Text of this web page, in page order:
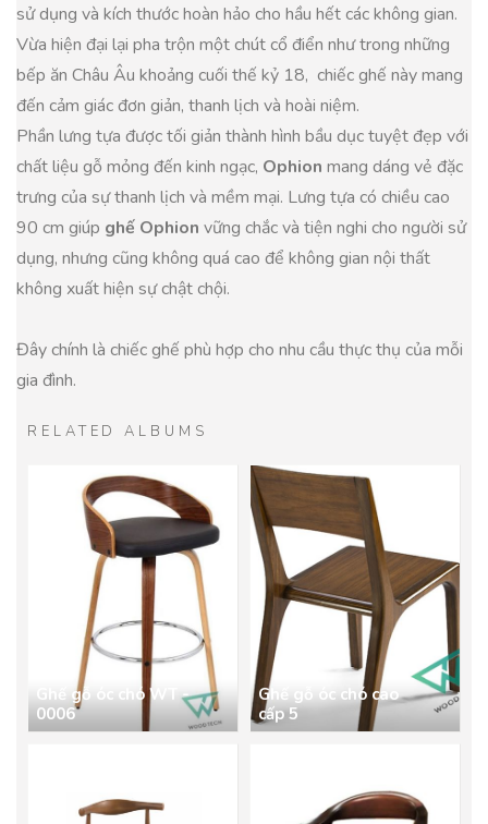
sử dụng và kích thước hoàn hảo cho hầu hết các không gian.
Vừa hiện đại lại pha trộn một chút cổ điển như trong những
bếp ăn Châu Âu khoảng cuối thế kỷ 18, chiếc ghế này mang
đến cảm giác đơn giản, thanh lịch và hoài niệm.
Phần lưng tựa được tối giản thành hình bầu dục tuyệt đẹp với
chất liệu gỗ mỏng đến kinh ngạc, Ophion mang dáng vẻ đặc
trưng của sự thanh lịch và mềm mại. Lưng tựa có chiều cao
90 cm giúp ghế Ophion vững chắc và tiện nghi cho người sử
dụng, nhưng cũng không quá cao để không gian nội thất
không xuất hiện sự chật chội.
Đây chính là chiếc ghế phù hợp cho nhu cầu thực thụ của mỗi
gia đình.
RELATED ALBUMS
Ghế gỗ óc chó WT -
0006
Ghế gỗ óc chó cao
cấp 5